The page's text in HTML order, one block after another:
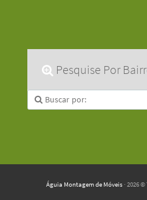
Pesquise Por
Águia Montagem de Móveis· 2026